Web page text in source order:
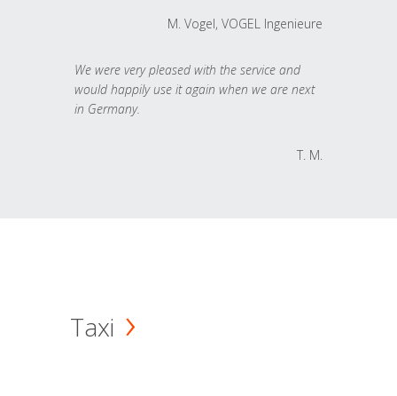
M. Vogel, VOGEL Ingenieure
We were very pleased with the service and
would happily use it again when we are next
in Germany.
T. M.
Taxi